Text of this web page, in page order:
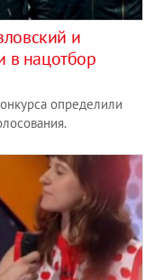
и
в нацотбор
определили